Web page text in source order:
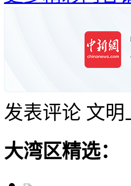
发表评论 文明
大湾区精选：